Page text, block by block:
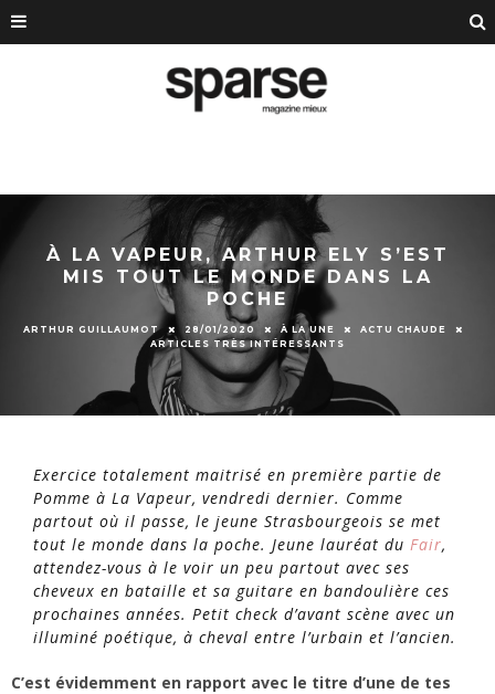
À LA VAPEUR, ARTHUR ELY S’EST
MIS TOUT LE MONDE DANS LA
POCHE
ARTHUR GUILLAUMOT 28/01/2020 À LA UNE
ACTU CHAUDE
ARTICLES TRÈS INTÉRESSANTS
Exercice totalement maitrisé en première partie de
Pomme à La Vapeur, vendredi dernier. Comme
partout où il passe, le jeune Strasbourgeois se met
tout le monde dans la poche. Jeune lauréat du Fair,
attendez-vous à le voir un peu partout avec ses
cheveux en bataille et sa guitare en bandoulière ces
prochaines années. Petit check d’avant scène avec un
illuminé poétique, à cheval entre l’urbain et l’ancien.
C’est évidemment en rapport avec le titre d’une de tes